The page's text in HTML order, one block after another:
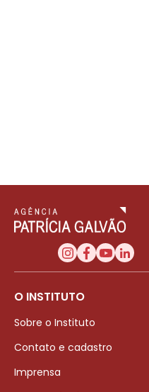
O INSTITUTO
Sobre o Instituto
Contato e cadastro
Imprensa